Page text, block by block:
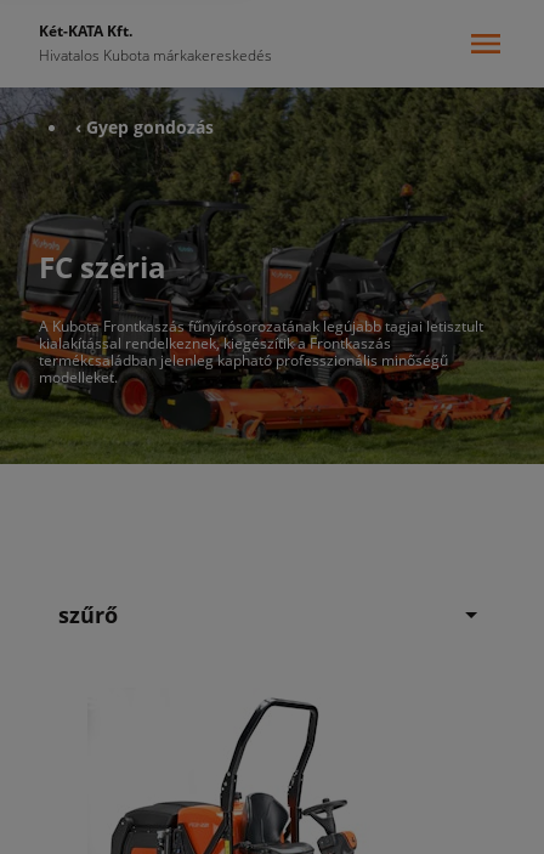
Két-KATA Kft.
Hivatalos Kubota márkakereskedés
‹ Gyep gondozás
FC széria
A Kubota Frontkaszás fűnyírósorozatának legújabb tagjai letisztult
kialakítással rendelkeznek, kiegészítik a Frontkaszás
termékcsaládban jelenleg kapható professzionális minőségű
modelleket.
szűrő